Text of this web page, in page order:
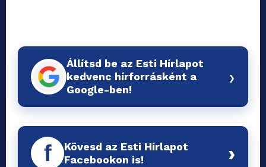
Állítsd be az Esti Hírlapot
kedvenc hírforrásként a
Google-ben!
›
f
Kövesd az Esti Hírlapot
Facebookon is!
›